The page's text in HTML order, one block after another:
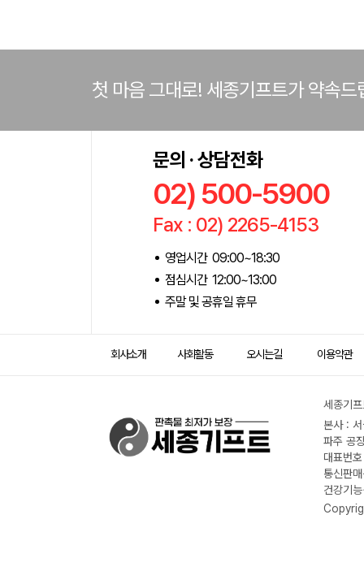
첫 마음 그대로! 세종기프트가 약속드
문의 · 상담전화
02) 500-5900
Fax : 02) 2265-4153
영업시간 09:00~18:30
점심시간 12:00~13:00
주말 및 공휴일 휴무
회사소개 사회활동 오시는길 이용약관
세종기
본사 :
파주 공
대표번
통신판
건강기